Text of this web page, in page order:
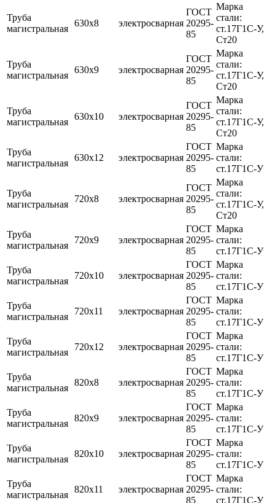
Труба
магистральная
630х8 электросварная
ГОСТ
20295-
85
Марка
стали:
ст.17Г1С-У,
Ст20
Труба
магистральная
630х9 электросварная
ГОСТ
20295-
85
Марка
стали:
ст.17Г1С-У,
Ст20
Труба
магистральная
630х10 электросварная
ГОСТ
20295-
85
Марка
стали:
ст.17Г1С-У,
Ст20
Труба
магистральная
630х12 электросварная
ГОСТ
20295-
85
Марка
стали:
ст.17Г1С-У
Труба
магистральная
720х8 электросварная
ГОСТ
20295-
85
Марка
стали:
ст.17Г1С-У,
Ст20
Труба
магистральная
720х9 электросварная
ГОСТ
20295-
85
Марка
стали:
ст.17Г1С-У
Труба
магистральная
720х10 электросварная
ГОСТ
20295-
85
Марка
стали:
ст.17Г1С-У
Труба
магистральная
720х11 электросварная
ГОСТ
20295-
85
Марка
стали:
ст.17Г1С-У
Труба
магистральная
720х12 электросварная
ГОСТ
20295-
85
Марка
стали:
ст.17Г1С-У
Труба
магистральная
820х8 электросварная
ГОСТ
20295-
85
Марка
стали:
ст.17Г1С-У
Труба
магистральная
820х9 электросварная
ГОСТ
20295-
85
Марка
стали:
ст.17Г1С-У
Труба
магистральная
820х10 электросварная
ГОСТ
20295-
85
Марка
стали:
ст.17Г1С-У
Труба
магистральная
820х11 электросварная
ГОСТ
20295-
85
Марка
стали:
ст.17Г1С-У